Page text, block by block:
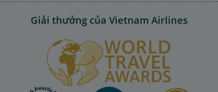
Giải thưởng của Vietnam Airlines